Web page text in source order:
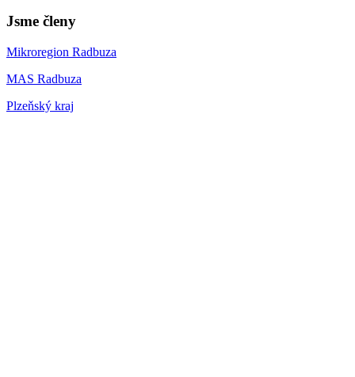
Jsme členy
Mikroregion Radbuza
MAS Radbuza
Plzeňský kraj